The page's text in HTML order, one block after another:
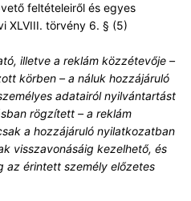
feltételeiről és egyes
XLVIII. törvény 6. § (5)
illetve a reklám közzétevője –
körben – a náluk hozzájáruló
adatairól nyilvántartást
rögzített – a reklám
a hozzájáruló nyilatkozatban
visszavonásáig kezelhető, és
az érintett személy előzetes